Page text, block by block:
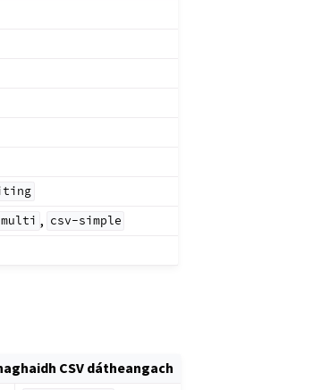
, csv-simple
CSV dátheangach